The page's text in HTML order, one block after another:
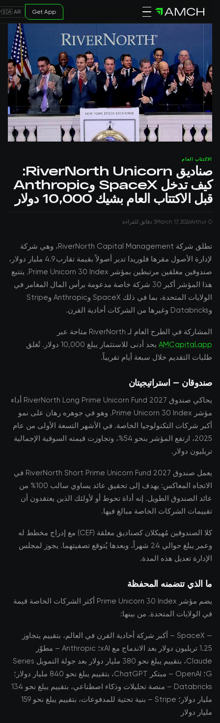
🇸🇦 AR Get App
الاكتتاب العام
صناديق RiverNorth Unicorn:
كيف تدخل SpaceX وAnthropic
قبل الاكتتاب العام بشيك 10,000 دولار
Arthur D
March 17, 20263 دقائق للقراءة
تطلق شركة RiverNorth Capital Management، وهي شركة
لإدارة الأصول مقرها فلوريدا تدير أصولاً بقيمة تقارب 4.9 مليار دولار،
صندوقين مغلقين مرتبطين بمؤشر Prime Unicorn 30 Index. يتتبع
هذا المؤشر أكبر 30 شركة خاصة مدعومة برأس المال المغامر في
الولايات المتحدة، بما في ذلك SpaceX وAnthropic وStripe
المشاركة في الطرح العام لـ RiverNorth متاحة عبر
AMCapital.app
بحد أدنى للاستثمار يبلغ 10,000 دولار. تُغلق
طلبات التقديم خلال سبعة أيام تقريباً.
صندوقان – استراتيجيتان
يحاكي صندوق RiverNorth Long Prime Unicorn Fund 2027 أداء
مؤشر Prime Unicorn 30 Index. وهو في جوهره رهان على نمو
أكبر شركات التكنولوجيا الخاصة. في الأشهر التسعة الأولى من عام
2025، ارتفع المؤشر بنحو 54%، وتجاوزت قيمته السوقية الإجمالية
تريليون دولار.
يعمل صندوق RiverNorth Short Prime Unicorn Fund 2027 في
الاتجاه المعاكس: يهدف إلى تحقيق عائد يساوي سالب 100% من
عائد الصندوق الطويل. إنه أداة تحوط أو لأولئك الذين يعتقدون أن
تقييمات الشركات الخاصة مبالغ فيها.
كلا الصندوقين مُهيكلان كصناديق مغلقة (CEF) مع إدراج مخطط له
وعمر يبلغ حوالي 24 شهراً، وبعدها يُتوقع تصفيتهما. يجوز لمجلس
الإدارة تعديل هذه المدة.
ما الذي تتضمنه المحفظة
يضم مؤشر Prime Unicorn 30 Index أكثر الشركات الخاصة قيمة
في الولايات المتحدة. من بينها:
— SpaceX – أكبر شركة أحادية القرن في العالم، بتقييم يتجاوز
1.25 تريليون دولار بعد الاندماج مع xAI؛ Anthropic – مطوّر
Claude، بتقييم يبلغ نحو 380 مليار دولار بعد جولة التمويل Series
G؛ OpenAI – مبتكر ChatGPT، بتقييم يبلغ نحو 840 مليار دولار؛
Databricks – منصة تحليلات وذكاء اصطناعي، بتقييم يبلغ نحو 134
مليار دولار؛ Stripe – بنية تحتية للمدفوعات، بتقييم يبلغ نحو 159
مليار دولار